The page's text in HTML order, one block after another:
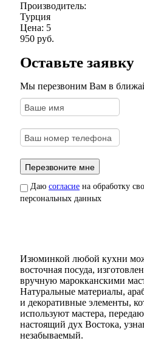
Производитель:
Турция
Цена: 5
950 руб.
Оставьте заявку
Мы перезвоним Вам в
Даю согласие на обработку
персональных данных
Изюминкой любой кухни
восточная посуда,
вручную марокканскими
Натуральные материалы,
и декоративные элементы,
используют мастера,
настоящий дух Востока,
незабываемый.